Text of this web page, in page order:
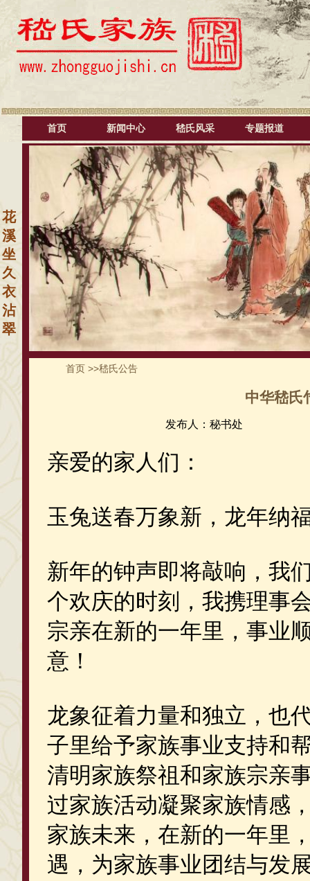
首页 新闻中心 嵇氏风采 专题报道
花
溪
坐
久
衣
沾
翠
首页 >>嵇氏公告
中华嵇氏
发布人：秘书处
亲爱的家人们：
玉兔送春万象新，龙年纳
新年的钟声即将敲响，我
个欢庆的时刻，我携理事
宗亲在新的一年里，事业
意！
龙象征着力量和独立，也
子里给予家族事业支持和
清明家族祭祖和家族宗亲
过家族活动凝聚家族情感
家族未来，在新的一年里
遇，为家族事业团结与发